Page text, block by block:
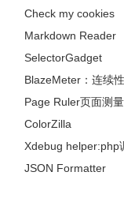
Check my cookies
Markdown Reader
SelectorGadget
BlazeMeter：连续
Page Ruler页面测
ColorZilla
Xdebug helper:php
JSON Formatter